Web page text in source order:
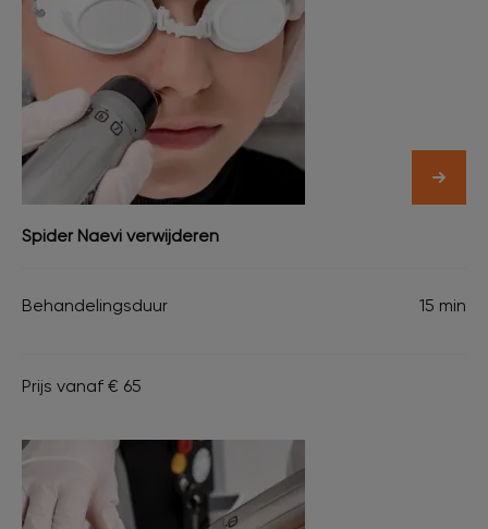
Spider Naevi verwijderen
Behandelingsduur 15 min
Prijs vanaf € 65